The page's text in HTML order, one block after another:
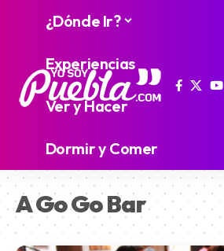
¿Dónde Ir?
Experiencias
Ver y Hacer
Dormir y Comer
A Go Go Bar